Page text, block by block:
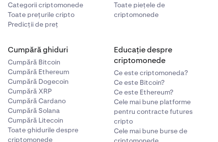
Categorii criptomonede
Toate prețurile cripto
Predicții de preț
Toate piețele de
criptomonede
Cumpără ghiduri
Cumpără Bitcoin
Cumpără Ethereum
Cumpără Dogecoin
Cumpără XRP
Cumpără Cardano
Cumpără Solana
Cumpără Litecoin
Toate ghidurile despre
criptomonede
Educație despre
criptomonede
Ce este criptomoneda?
Ce este Bitcoin?
Ce este Ethereum?
Cele mai bune platforme
pentru contracte futures
cripto
Cele mai bune burse de